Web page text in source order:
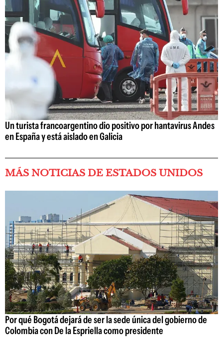
Un turista francoargentino dio positivo por hantavirus Andes
en España y está aislado en Galicia
MÁS NOTICIAS DE ESTADOS UNIDOS
Por qué Bogotá dejará de ser la sede única del gobierno de
Colombia con De la Espriella como presidente